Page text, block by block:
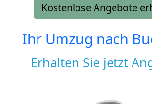
Kostenlose Angebote
Ihr Umzug nach
Erhalten Sie jetzt